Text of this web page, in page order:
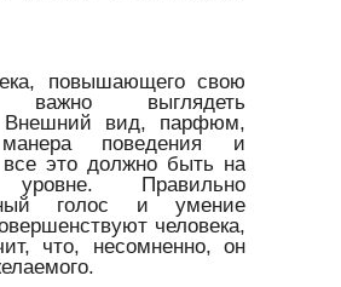
повышающего свою
важно выглядеть
Внешний вид, парфюм,
поведения и
все это должно быть на
Правильно
голос и умение
человека,
что, несомненно, он